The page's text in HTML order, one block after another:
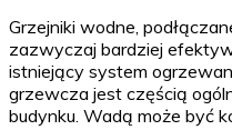
Grzejniki wodne,
zazwyczaj bardziej
istniejący system
grzewcza jest częścią
budynku. Wadą może być